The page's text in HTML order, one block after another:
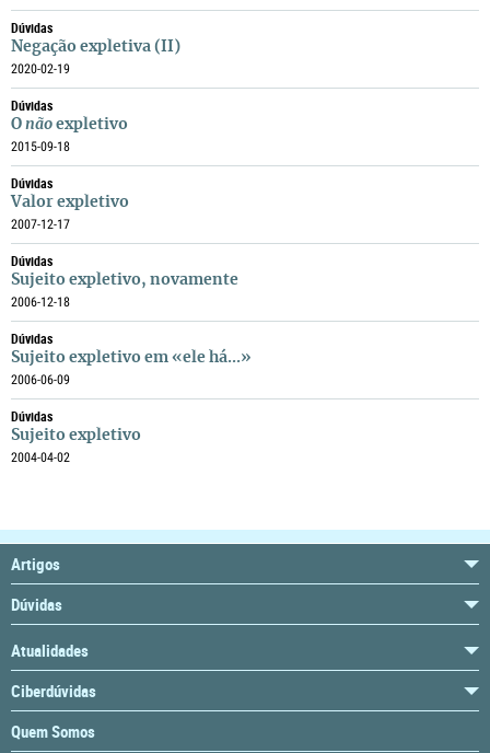
Dúvidas
Negação expletiva (II)
2020-02-19
Dúvidas
O não expletivo
2015-09-18
Dúvidas
Valor expletivo
2007-12-17
Dúvidas
Sujeito expletivo, novamente
2006-12-18
Dúvidas
Sujeito expletivo em «ele há...»
2006-06-09
Dúvidas
Sujeito expletivo
2004-04-02
Artigos
Dúvidas
Atualidades
Ciberdúvidas
Quem Somos